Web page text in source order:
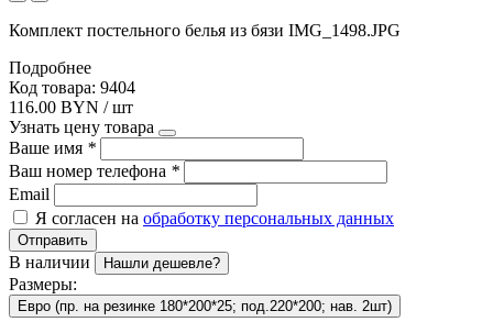
Комплект постельного белья из бязи IMG_1498.JPG
Подробнее
Код товара: 9404
116.00 BYN / шт
Узнать цену товара
Ваше имя *
Ваш номер телефона *
Email
Я согласен на обработку персональных данных
Отправить
В наличии Нашли дешевле?
Размеры:
Евро (пр. на резинке 180*200*25; под.220*200; нав. 2шт)